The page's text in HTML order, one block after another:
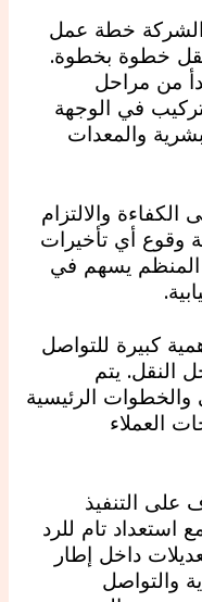
الشركة خطة عمل
خطوة بخطوة.
من مراحل
في الوجهة
والمعدات
والالتزام
وقوع أي تأخيرات
المنظم يسهم في
كبيرة للتواصل
النقل. يتم
الرئيسية
العملاء
على التنفيذ
استعداد تام للرد
داخل إطار
والتواصل